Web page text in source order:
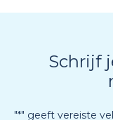
Schrijf
"*" geeft vereiste